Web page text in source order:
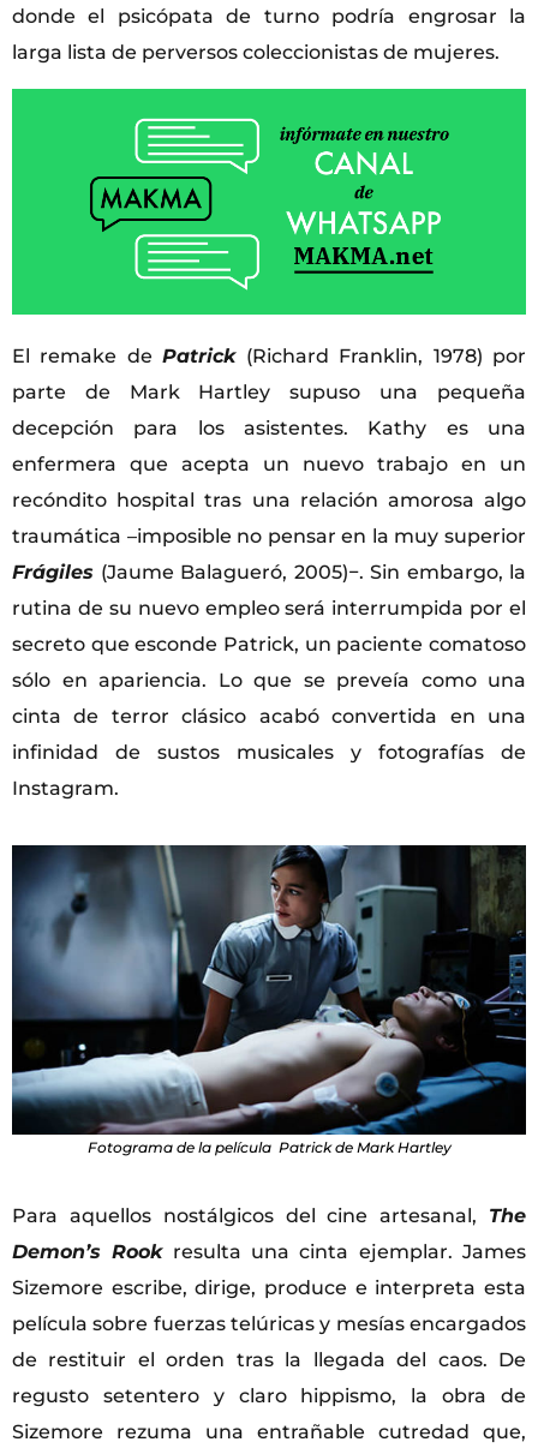
donde el psicópata de turno podría engrosar la
larga lista de perversos coleccionistas de mujeres.
El remake dePatrick(Richard Franklin, 1978) por
parte de Mark Hartley supuso una pequeña
decepción para los asistentes. Kathy es una
enfermera que acepta un nuevo trabajo en un
recóndito hospital tras una relación amorosa algo
traumática –imposible no pensar en la muy superior
Frágiles (Jaume Balagueró, 2005)−. Sin embargo, la
rutina de su nuevo empleo será interrumpida por el
secreto que esconde Patrick, un paciente comatoso
sólo en apariencia. Lo que se preveía como una
cinta de terror clásico acabó convertida en una
infinidad de sustos musicales y fotografías de
Instagram.
Fotograma de la película Patrickde Mark Hartley
Para aquellos nostálgicos del cine artesanal, The
Demon’s Rookresulta una cinta ejemplar. James
Sizemore escribe, dirige, produce e interpreta esta
película sobre fuerzas telúricas y mesías encargados
de restituir el orden tras la llegada del caos. De
regusto setentero y claro hippismo, la obra de
Sizemore rezuma una entrañable cutredad que,